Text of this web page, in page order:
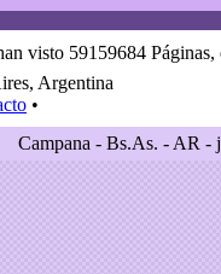
visto 59159684
Argentina
•
Campana - Bs.As. - AR -